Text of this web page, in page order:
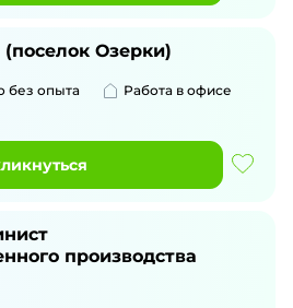
Озерки)
без опыта
Работа в офисе
производства